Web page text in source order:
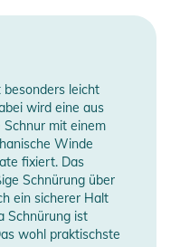
besonders leicht
wird eine aus
mit einem
Winde
fixiert. Das
Schnürung über
ein sicherer Halt
Schnürung ist
wohl praktischste